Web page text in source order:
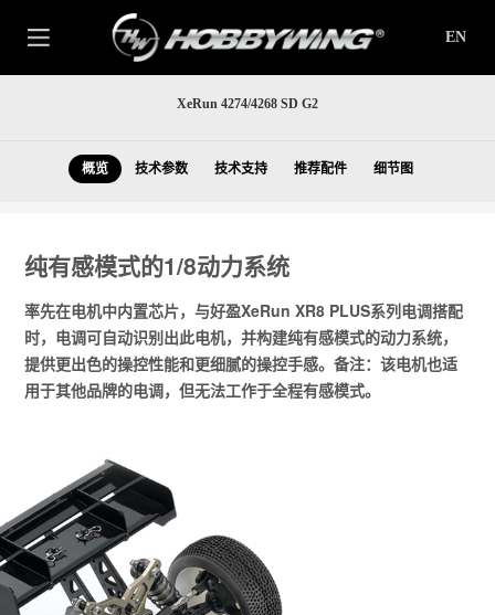
EN
XeRun 4274/4268 SD G2
概览 技术参数 技术支持 推荐配件 细节图
纯有感模式的1/8动力系统
率先在电机中内置芯片，与好盈XeRun XR8 PLUS系列电调搭配
时，电调可自动识别出此电机，并构建纯有感模式的动力系统，
提供更出色的操控性能和更细腻的操控手感。备注：该电机也适
用于其他品牌的电调，但无法工作于全程有感模式。